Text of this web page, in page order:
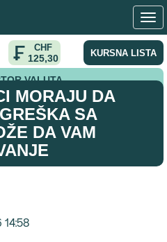
CHF
125,30 KURSNA LISTA
VALUTA
moraju da znaju - Jedna greška sa
MORAJU DA
SA
DA VAM
14:58